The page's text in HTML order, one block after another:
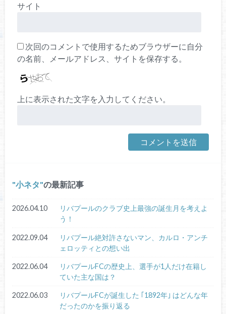
サイト
次回のコメントで使用するためブラウザーに自分
の名前、メールアドレス、サイトを保存する。
上に表示された文字を入力してください。
小ネタ の最新記事
2026.04.10
リバプールのクラブ史上最強の誕生月を考えよ
う！
2022.09.04
リバプール絶対許さないマン、カルロ・アンチ
ェロッティとの想い出
2022.06.04
リバプールFCの歴史上、選手が1人だけ在籍し
ていた主な国は？
2022.06.03
リバプールFCが誕生した ｢1892年｣ はどんな年
だったのかを振り返る